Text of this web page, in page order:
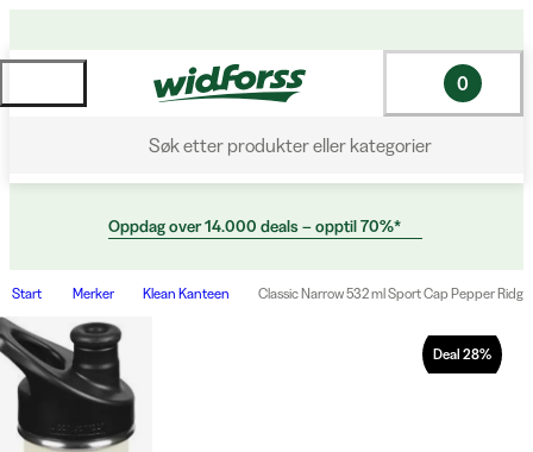
Søk etter produkter eller kategorier
0
Oppdag over 14.000 deals – opptil 70%*
Start Merker Klean Kanteen Classic Narrow 532 ml Sport Cap Pepper Ridge
Deal 28%